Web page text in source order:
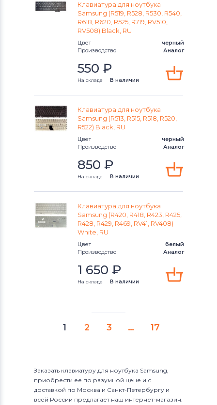
Клавиатура для ноутбука
Samsung (R519, R528, R530, R540,
R618, R620, R525, R719, RV510,
RV508) Black, RU
Цвет
черный
Производство
Аналог
550 ₽
На складе В наличии
Клавиатура для ноутбука
Samsung (R513, R515, R518, R520,
R522) Black, RU
Цвет
черный
Производство
Аналог
850 ₽
На складе В наличии
Клавиатура для ноутбука
Samsung (R420, R418, R423, R425,
R428, R429, R469, RV41, RV408)
White, RU
Цвет
белый
Производство
Аналог
1 650 ₽
На складе В наличии
1 2 3 … 17
Заказать клавиатуру для ноутбука Samsung,
приобрести ее по разумной цене и с
доставкой по Москва и Санкт-Петербургу и
всей России предлагает наш интернет-магазин.